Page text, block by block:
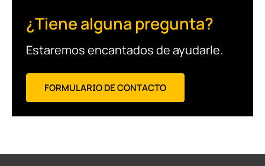
¿Tiene alguna pregunta?
Estaremos encantados de ayudarle.
FORMULARIO DE CONTACTO